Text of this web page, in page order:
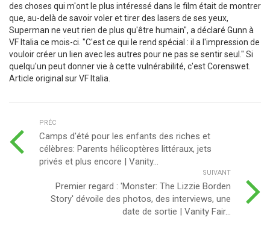
des choses qui m'ont le plus intéressé dans le film était de montrer
que, au-delà de savoir voler et tirer des lasers de ses yeux,
Superman ne veut rien de plus qu'être humain", a déclaré Gunn à
VF Italia ce mois-ci. "C'est ce qui le rend spécial : il a l'impression de
vouloir créer un lien avec les autres pour ne pas se sentir seul." Si
quelqu'un peut donner vie à cette vulnérabilité, c'est Corenswet.
Article original sur VF Italia.
PRÉC
Camps d'été pour les enfants des riches et
célèbres: Parents hélicoptères littéraux, jets
privés et plus encore | Vanity...
SUIVANT
Premier regard : 'Monster: The Lizzie Borden
Story' dévoile des photos, des interviews, une
date de sortie | Vanity Fair...